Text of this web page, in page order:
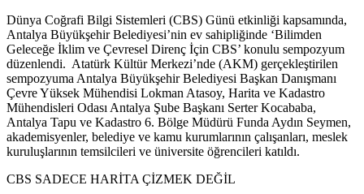
Dünya Coğrafi Bilgi Sistemleri (CBS) Günü etkinliği kapsamında,
Antalya Büyükşehir Belediyesi’nin ev sahipliğinde ‘Bilimden
Geleceğe İklim ve Çevresel Direnç İçin CBS’ konulu sempozyum
düzenlendi. Atatürk Kültür Merkezi’nde (AKM) gerçekleştirilen
sempozyuma Antalya Büyükşehir Belediyesi Başkan Danışmanı
Çevre Yüksek Mühendisi Lokman Atasoy, Harita ve Kadastro
Mühendisleri Odası Antalya Şube Başkanı Serter Kocababa,
Antalya Tapu ve Kadastro 6. Bölge Müdürü Funda Aydın Seymen,
akademisyenler, belediye ve kamu kurumlarının çalışanları, meslek
kuruluşlarının temsilcileri ve üniversite öğrencileri katıldı.
CBS SADECE HARİTA ÇİZMEK DEĞİL